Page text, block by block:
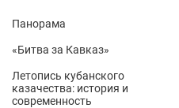
Панорама
«Битва за Кавказ»
Летопись кубанского
казачества: история и
современность